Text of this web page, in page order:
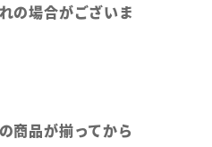
の場合がございま
商品が揃ってから